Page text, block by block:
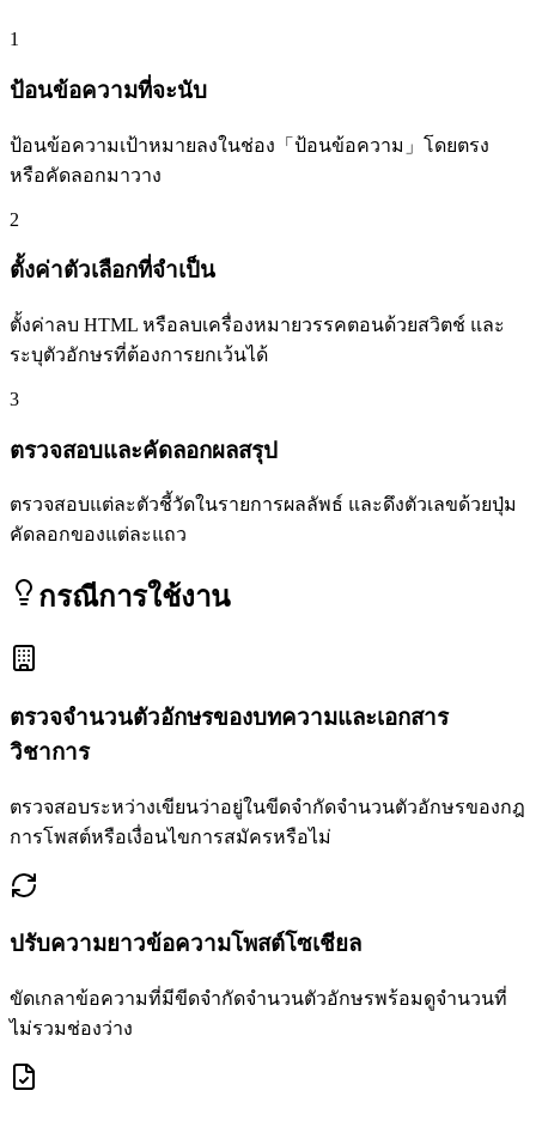
1
ป้อนข้อความที่จะนับ
ป้อนข้อความเป้าหมายลงในช่อง「ป้อนข้อความ」โดยตรง
หรือคัดลอกมาวาง
2
ตั้งค่าตัวเลือกที่จำเป็น
ตั้งค่าลบ HTML หรือลบเครื่องหมายวรรคตอนด้วยสวิตช์ และ
ระบุตัวอักษรที่ต้องการยกเว้นได้
3
ตรวจสอบและคัดลอกผลสรุป
ตรวจสอบแต่ละตัวชี้วัดในรายการผลลัพธ์ และดึงตัวเลขด้วยปุ่ม
คัดลอกของแต่ละแถว
กรณีการใช้งาน
ตรวจจำนวนตัวอักษรของบทความและเอกสาร
วิชาการ
ตรวจสอบระหว่างเขียนว่าอยู่ในขีดจำกัดจำนวนตัวอักษรของกฎ
การโพสต์หรือเงื่อนไขการสมัครหรือไม่
ปรับความยาวข้อความโพสต์โซเชียล
ขัดเกลาข้อความที่มีขีดจำกัดจำนวนตัวอักษรพร้อมดูจำนวนที่
ไม่รวมช่องว่าง